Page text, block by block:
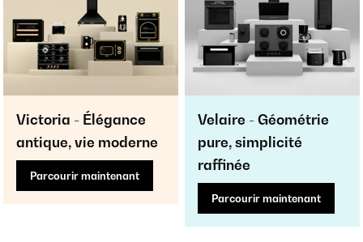
Victoria - Élégance
antique, vie moderne
Parcourir maintenant
Velaire - Géométrie
pure, simplicité
raffinée
Parcourir maintenant